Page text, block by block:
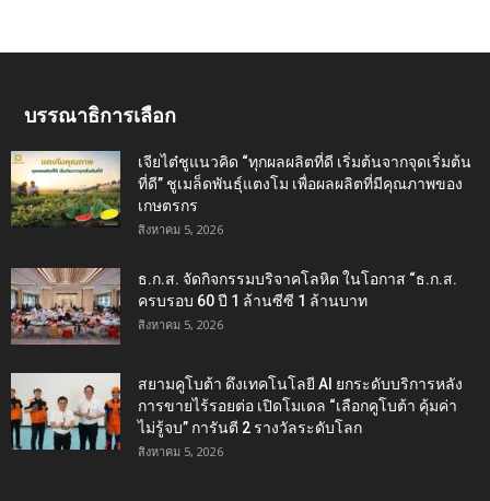
บรรณาธิการเลือก
เจียไต๋ชูแนวคิด “ทุกผลผลิตที่ดี เริ่มต้นจากจุดเริ่มต้น
ที่ดี” ชูเมล็ดพันธุ์แตงโม เพื่อผลผลิตที่มีคุณภาพของ
เกษตรกร
สิงหาคม 5, 2026
ธ.ก.ส. จัดกิจกรรมบริจาคโลหิต ในโอกาส “ธ.ก.ส.
ครบรอบ 60 ปี 1 ล้านซีซี 1 ล้านบาท
สิงหาคม 5, 2026
สยามคูโบต้า ดึงเทคโนโลยี AI ยกระดับบริการหลัง
การขายไร้รอยต่อ เปิดโมเดล “เลือกคูโบต้า คุ้มค่า
ไม่รู้จบ” การันตี 2 รางวัลระดับโลก
สิงหาคม 5, 2026